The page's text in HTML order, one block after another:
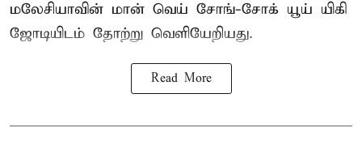
மலேசியாவின் மான் வெய் சோங்-சோக் யூய் யிகி
ஜோடியிடம் தோற்று வெளியேறியது.
Read More